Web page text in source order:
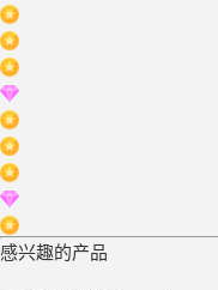
感兴趣的产品